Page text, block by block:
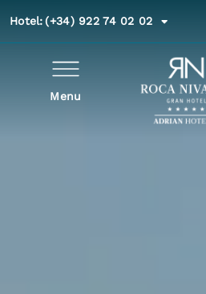
Hotel: (+34) 922 74 02 02
Menu